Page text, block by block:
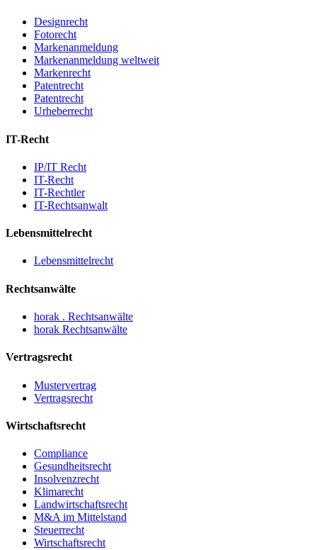
Designrecht
Fotorecht
Markenanmeldung
Markenanmeldung weltweit
Markenrecht
Patentrecht
Patentrecht
Urheberrecht
IT-Recht
IP/IT Recht
IT-Recht
IT-Rechtler
IT-Rechtsanwalt
Lebensmittelrecht
Lebensmittelrecht
Rechtsanwälte
horak . Rechtsanwälte
horak Rechtsanwälte
Vertragsrecht
Mustervertrag
Vertragsrecht
Wirtschaftsrecht
Compliance
Gesundheitsrecht
Insolvenzrecht
Klimarecht
Landwirtschaftsrecht
M&A im Mittelstand
Steuerrecht
Wirtschaftsrecht